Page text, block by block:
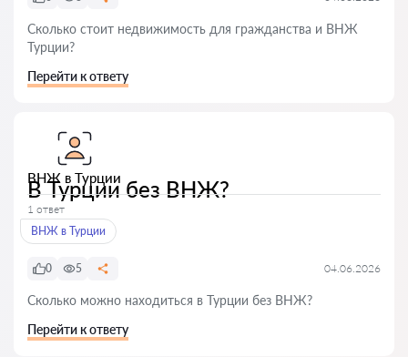
Сколько стоит недвижимость для гражданства и ВНЖ
Турции?
Перейти к ответу
ВНЖ в Турции
В Турции без ВНЖ?
1 ответ
ВНЖ в Турции
0 5 04.06.2026
Сколько можно находиться в Турции без ВНЖ?
Перейти к ответу